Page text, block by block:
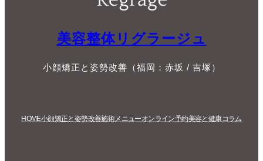
美容整体リグラージュ
小顔矯正と姿勢改善（福岡：赤坂 / 吉塚）
HOME小顔矯正と姿勢改善施術メニューオンライン予約美容と健康コラム